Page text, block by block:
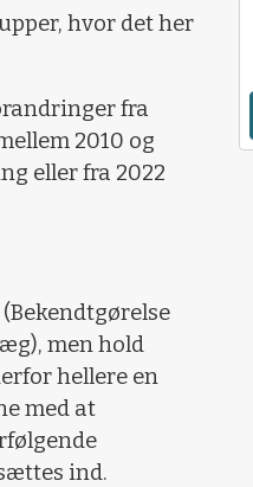
hvor det her
fra
2010 og
eller fra 2022
men hold
hellere en
med at
ind.